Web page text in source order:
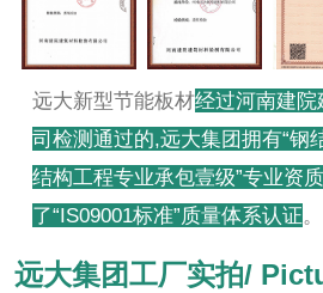
远大新型节能板材经过河南建
司检测通过的,远大集团拥有“钢
结构工程专业承包壹级”专业资
了“IS09001标准”质量体系认证。
远大集团工厂实拍/